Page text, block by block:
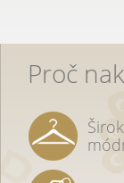
Proč